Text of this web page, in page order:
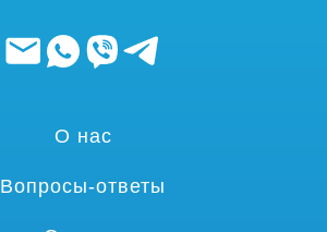
О нас
Вопросы-ответы